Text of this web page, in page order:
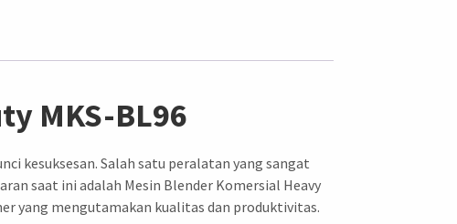
MKS-BL96
kesuksesan. Salah satu peralatan yang sangat
saat ini adalah Mesin Blender Komersial Heavy
yang mengutamakan kualitas dan produktivitas.